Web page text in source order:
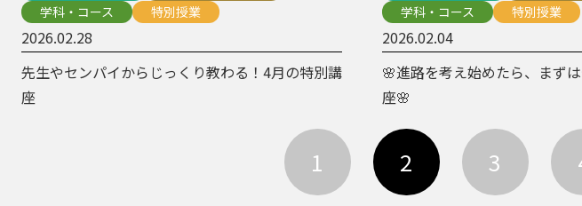
学科・コース
特別授業
2026.02.28
先生やセンパイからじっくり教わる！4月の特別講
座
学科・コース
特別授業
2026.02.04
🌸進路を考え始めたら、まず
座🌸
1 2 3